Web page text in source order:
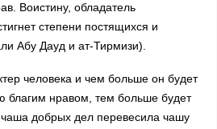
Воистину, обладатель
степени постящихся и
Абу Дауд и ат-Тирмизи).
человека и чем больше он будет
благим нравом, тем больше будет
чаша добрых дел перевесила чашу